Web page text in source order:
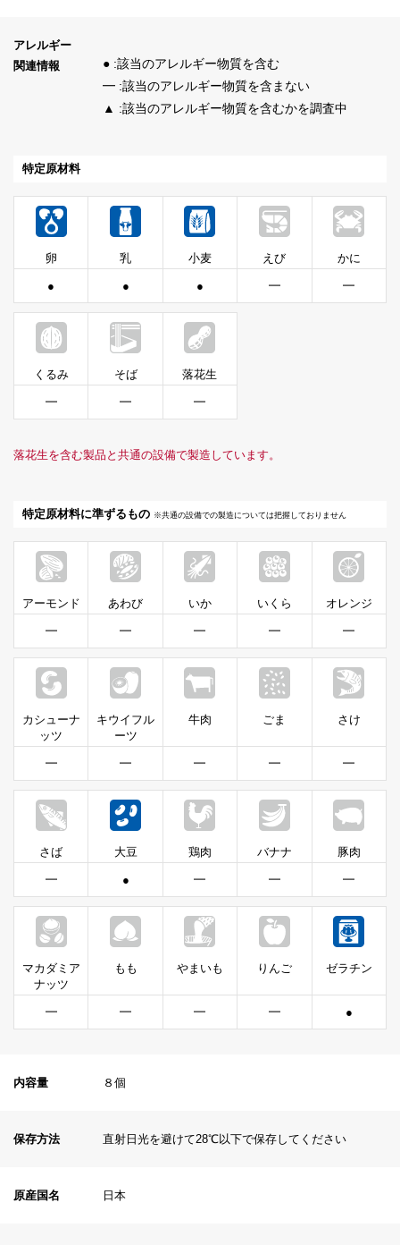
アレルギー
関連情報
● :該当のアレルギー物質を含む
━ :該当のアレルギー物質を含まない
▲ :該当のアレルギー物質を含むかを調査中
特定原材料
卵
●
乳
●
小麦
●
えび
━
かに
━
くるみ
━
そば
━
落花生
━
落花生を含む製品と共通の設備で製造しています。
特定原材料に準ずるもの ※共通の設備での製造については把握しておりません
アーモンド
━
あわび
━
いか
━
いくら
━
オレンジ
━
カシューナ
ッツ
━
キウイフル
ーツ
━
牛肉
━
ごま
━
さけ
━
さば
━
大豆
●
鶏肉
━
バナナ
━
豚肉
━
マカダミア
ナッツ
━
もも
━
やまいも
━
りんご
━
ゼラチン
●
内容量 ８個
保存方法 直射日光を避けて28℃以下で保存してください
原産国名 日本